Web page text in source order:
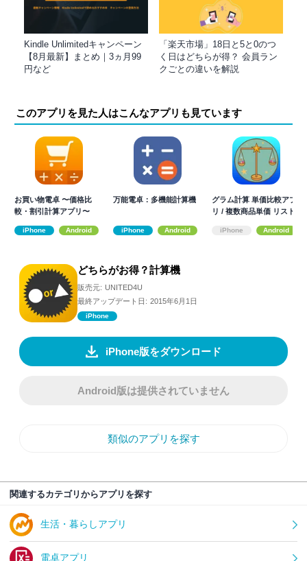
Kindle Unlimitedキャンペーン
【8月最新】まとめ｜3ヵ月99
円など
「楽天市場」18日と5と0のつ
く日はどちらが得？ 会員ラン
クごとの違いを解説
このアプリを見た人はこんなアプリも見ています
お買い物電卓 〜価格比
較・割引計算アプリ〜
iPhone Android
万能電卓：多機能計算機
iPhone Android
グラム計算 単価比較アプ
リ / 複数商品単価 リスト
iPhone Android
どちらがお得？計算機
販売元: UNITED4U
最終アップデート日: 2015年6月1日
iPhone
iPhone版をダウンロード
Android版は提供されていません
類似のアプリを探す
関連するカテゴリからアプリを探す
生活・暮らしアプリ
電卓アプリ